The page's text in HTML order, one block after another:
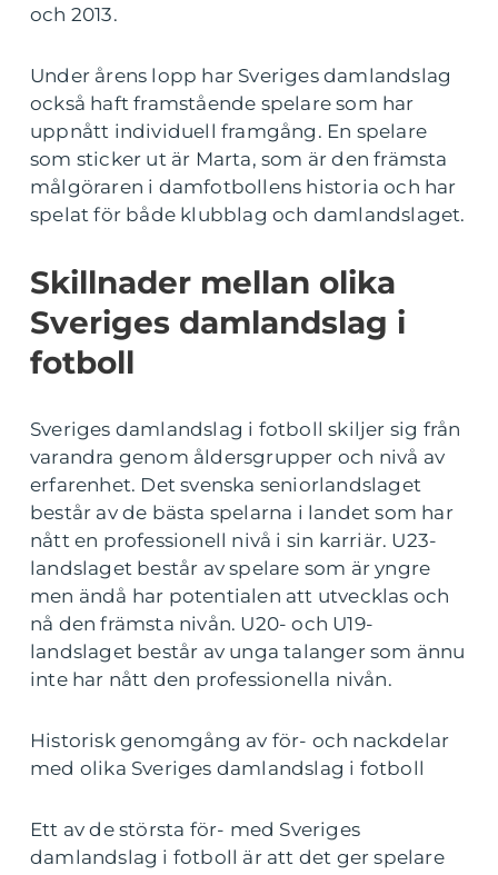
och 2013.
Under årens lopp har Sveriges damlandslag
också haft framstående spelare som har
uppnått individuell framgång. En spelare
som sticker ut är Marta, som är den främsta
målgöraren i damfotbollens historia och har
spelat för både klubblag och damlandslaget.
Skillnader mellan olika
Sveriges damlandslag i
fotboll
Sveriges damlandslag i fotboll skiljer sig från
varandra genom åldersgrupper och nivå av
erfarenhet. Det svenska seniorlandslaget
består av de bästa spelarna i landet som har
nått en professionell nivå i sin karriär. U23-
landslaget består av spelare som är yngre
men ändå har potentialen att utvecklas och
nå den främsta nivån. U20- och U19-
landslaget består av unga talanger som ännu
inte har nått den professionella nivån.
Historisk genomgång av för- och nackdelar
med olika Sveriges damlandslag i fotboll
Ett av de största för- med Sveriges
damlandslag i fotboll är att det ger spelare